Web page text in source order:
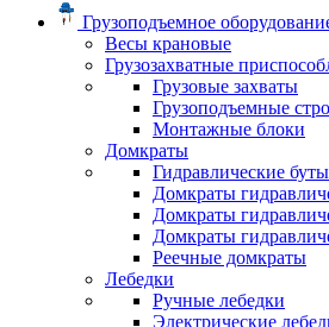
Грузоподъемное
Весы крановые
Грузозахватные
Грузовые захваты
Грузоподъемные
Монтажные блоки
Домкраты
Гидравлические
Домкраты
Домкраты
Домкраты
Реечные домкраты
Лебедки
Ручные лебедки
Электрические